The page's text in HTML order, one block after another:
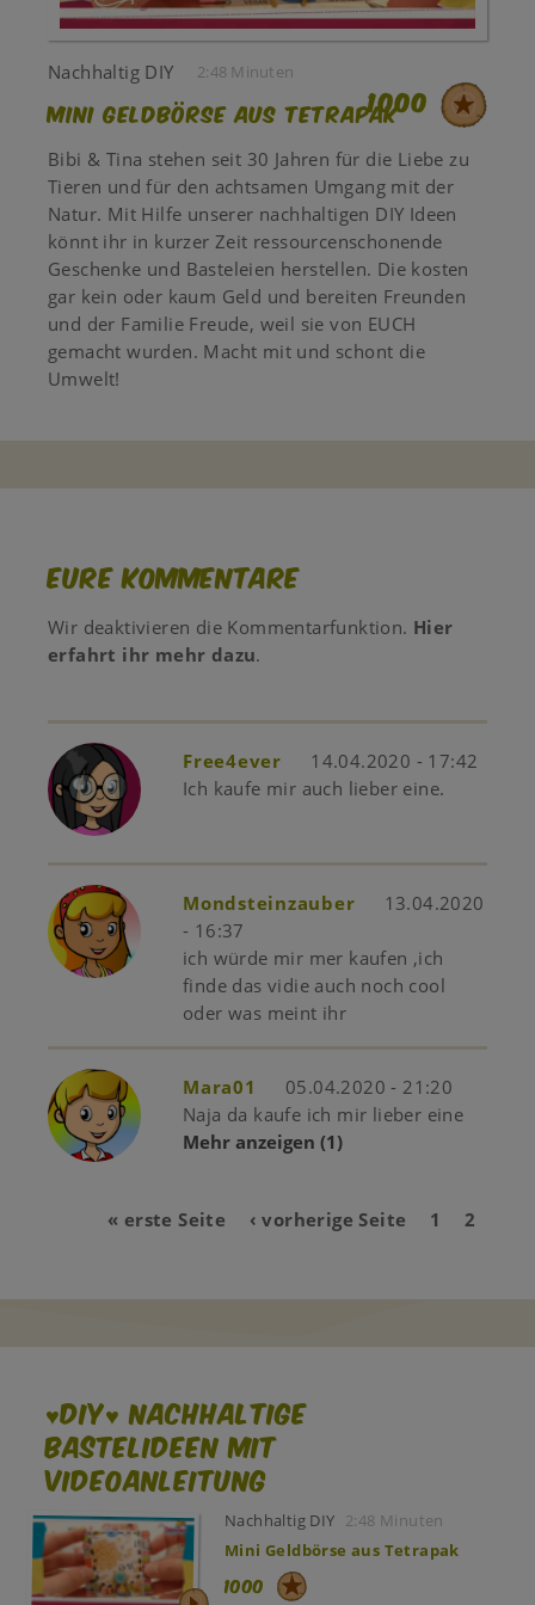
Nachhaltig DIY 2:48 Minuten
1000
Mini Geldbörse aus Tetrapak
Bibi & Tina stehen seit 30 Jahren für die Liebe zu
Tieren und für den achtsamen Umgang mit der
Natur. Mit Hilfe unserer nachhaltigen DIY Ideen
könnt ihr in kurzer Zeit ressourcenschonende
Geschenke und Basteleien herstellen. Die kosten
gar kein oder kaum Geld und bereiten Freunden
und der Familie Freude, weil sie von EUCH
gemacht wurden. Macht mit und schont die
Umwelt!
Eure Kommentare
Wir deaktivieren die Kommentarfunktion. Hier
erfahrt ihr mehr dazu.
Free4ever
14.04.2020 - 17:42
Ich kaufe mir auch lieber eine.
Mondsteinzauber
13.04.2020
- 16:37
ich würde mir mer kaufen ,ich
finde das vidie auch noch cool
oder was meint ihr
Mara01
05.04.2020 - 21:20
Naja da kaufe ich mir lieber eine
Mehr anzeigen (1)
First
« erste Seite
Vorherige
‹ vorherige Seite Page
1 2
♥DIY♥ Nachhaltige
Bastelideen mit
Videoanleitung
Nachhaltig DIY 2:48 Minuten
Mini Geldbörse aus Tetrapak
1000